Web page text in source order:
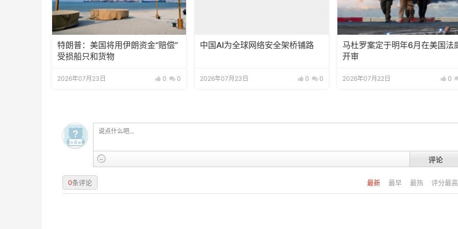
特朗普：美国将用伊朗资金“赔偿”
受损船只和货物
2026年07月23日 0 0
中国AI为全球网络安全架桥铺路
2026年07月23日 0 0
马杜罗案定于明年6月在美国法
开审
2026年07月22日 0
评论
最新 最早 最热 评分最高
0条评论